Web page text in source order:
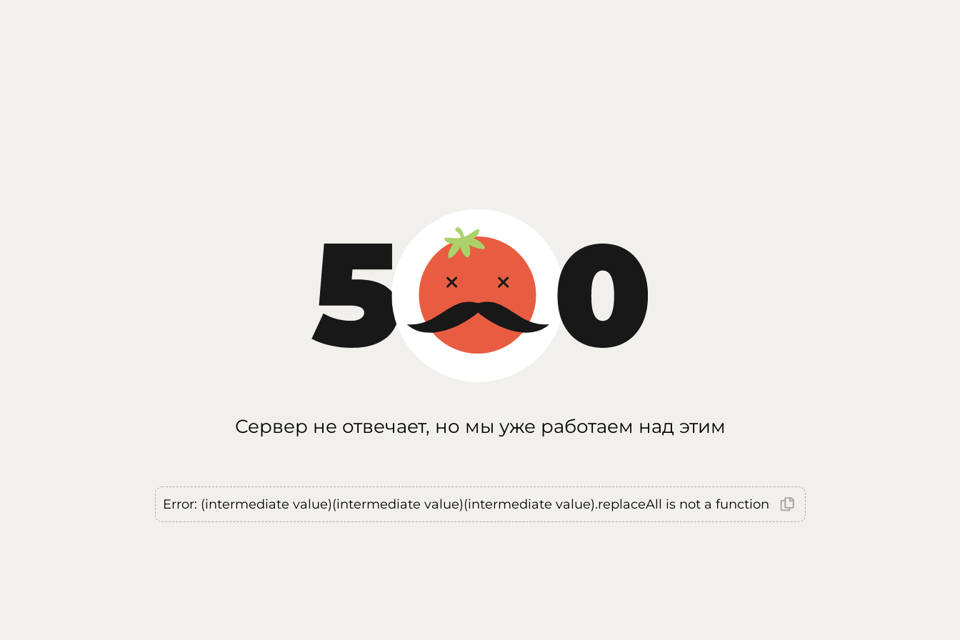
Сервер не отвечает, но мы уже работаем над этим
Error: (intermediate value)(intermediate value)(intermediate value).replaceAll is not a function